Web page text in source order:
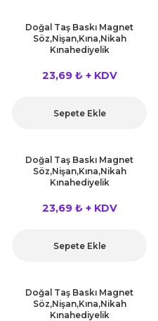
Doğal Taş Baskı Magnet
Söz,Nişan,Kına,Nikah
Kınahediyelik
23,69 ₺ + KDV
Sepete Ekle
Doğal Taş Baskı Magnet
Söz,Nişan,Kına,Nikah
Kınahediyelik
23,69 ₺ + KDV
Sepete Ekle
Doğal Taş Baskı Magnet
Söz,Nişan,Kına,Nikah
Kınahediyelik